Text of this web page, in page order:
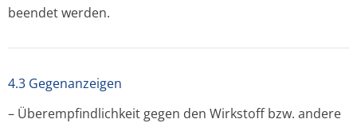
beendet werden.
4.3 Gegenanzeigen
– Überempfindlichkeit gegen den Wirkstoff bzw. andere